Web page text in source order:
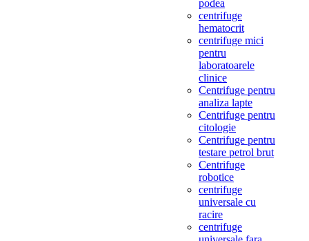
podea
centrifuge
hematocrit
centrifuge mici
pentru
laboratoarele
clinice
Centrifuge pentru
analiza lapte
Centrifuge pentru
citologie
Centrifuge pentru
testare petrol brut
Centrifuge
robotice
centrifuge
universale cu
racire
centrifuge